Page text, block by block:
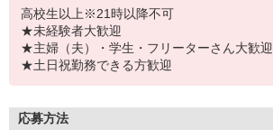
高校生以上※21時以降不可
★未経験者大歓迎
★主婦（夫）・学生・フリーターさん大歓迎
★土日祝勤務できる方歓迎
応募方法